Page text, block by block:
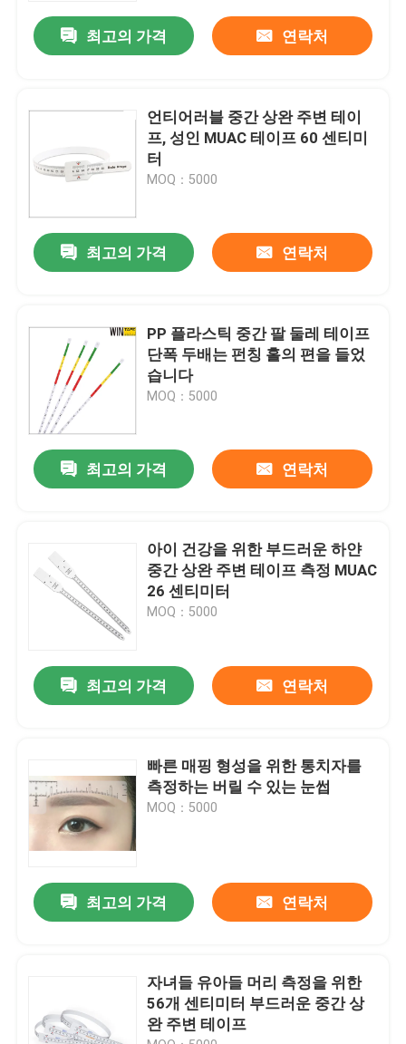
최고의 가격 연락처
언티어러블 중간 상완 주변 테이
프, 성인 MUAC 테이프 60 센티미
터
MOQ：5000
최고의 가격 연락처
PP 플라스틱 중간 팔 둘레 테이프
단폭 두배는 펀칭 홀의 편을 들었
습니다
MOQ：5000
최고의 가격 연락처
아이 건강을 위한 부드러운 하얀
중간 상완 주변 테이프 측정 MUAC
26 센티미터
MOQ：5000
최고의 가격 연락처
빠른 매핑 형성을 위한 통치자를
측정하는 버릴 수 있는 눈썹
MOQ：5000
최고의 가격 연락처
자녀들 유아들 머리 측정을 위한
56개 센티미터 부드러운 중간 상
완 주변 테이프